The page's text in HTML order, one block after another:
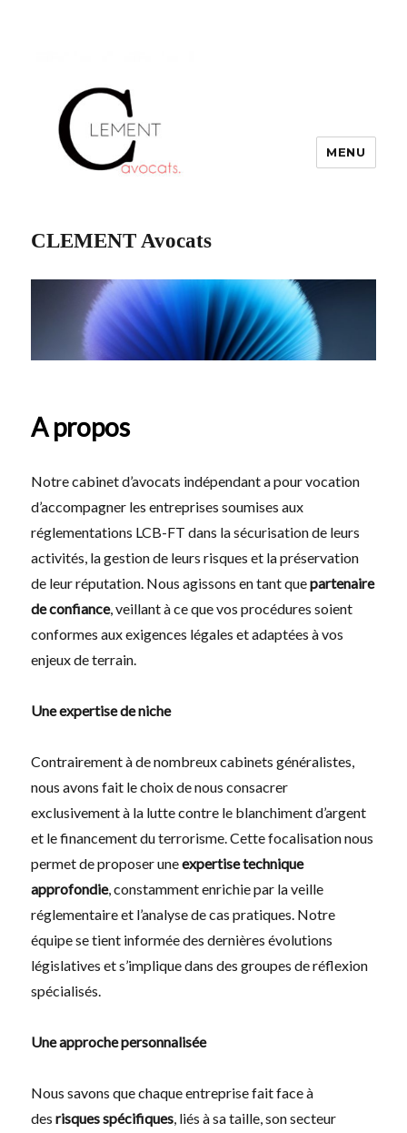
CLEMENT Avocats
MENU
A propos
Notre cabinet d’avocats indépendant a pour vocation
d’accompagner les entreprises soumises aux
réglementations LCB-FT dans la sécurisation de leurs
activités, la gestion de leurs risques et la préservation
de leur réputation. Nous agissons en tant quepartenaire
de confiance, veillant à ce que vos procédures soient
conformes aux exigences légales et adaptées à vos
enjeux de terrain.
Une expertise de niche
Contrairement à de nombreux cabinets généralistes,
nous avons fait le choix de nous consacrer
exclusivement à la lutte contre le blanchiment d’argent
et le financement du terrorisme. Cette focalisation nous
permet de proposer uneexpertise technique
approfondie, constamment enrichie par la veille
réglementaire et l’analyse de cas pratiques. Notre
équipe se tient informée des dernières évolutions
législatives et s’implique dans des groupes de réflexion
spécialisés.
Une approche personnalisée
Nous savons que chaque entreprise fait face à
desrisques spécifiques , liés à sa taille, son secteur